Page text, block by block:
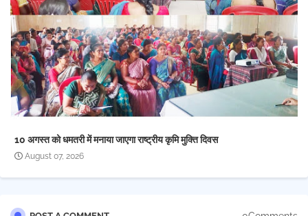
10 अगस्त को धमतरी में मनाया जाएगा राष्ट्रीय कृमि मुक्ति दिवस
August 07, 2026